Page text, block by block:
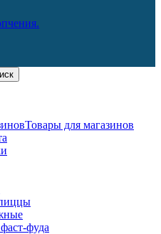
Товары для магазинов
фуда